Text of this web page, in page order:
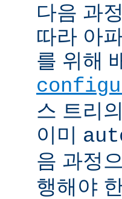
다음 과
따라 아
를 위해
스 트리
이미
음 과정
행해야